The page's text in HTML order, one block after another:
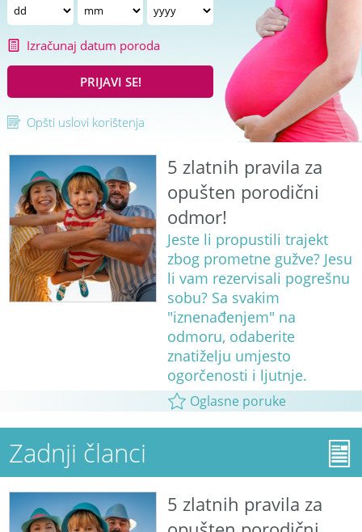
Izračunaj datum poroda
PRIJAVI SE!
Opšti uslovi korištenja
5 zlatnih pravila za
opušten porodični
odmor!
Jeste li propustili trajekt
zbog prometne gužve? Jesu
li vam rezervisali pogrešnu
sobu? Sa svakim
"iznenađenjem" na
odmoru, odaberite
znatiželju umjesto
ogorčenosti i ljutnje.
Oglasne poruke
Zadnji članci
5 zlatnih pravila za